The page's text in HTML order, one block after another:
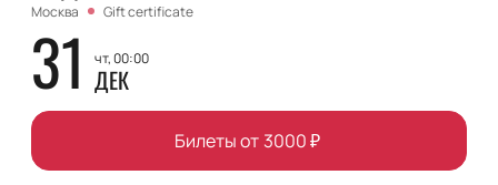
Москва Gift certificate
31 чт, 00:00
ДЕК
Билеты от 3000₽